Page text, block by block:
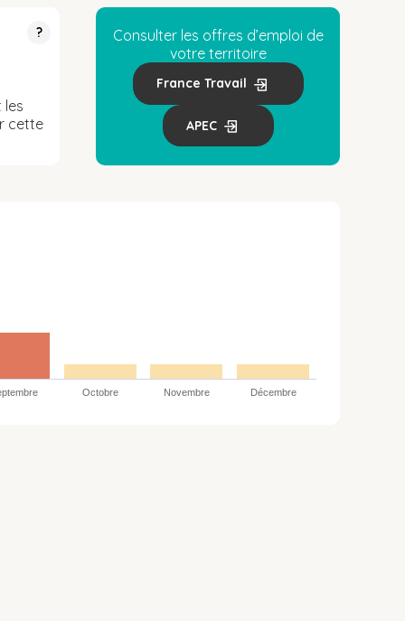
?
les
cette
Consulter les offres d’emploi de
votre territoire
France Travail
APEC
Octobre Novembre Décembre